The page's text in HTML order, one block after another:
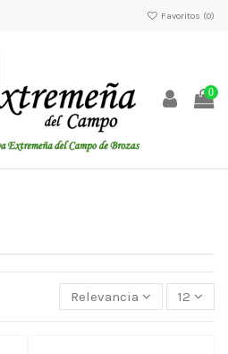
Favoritos (0)
0
Relevancia 12